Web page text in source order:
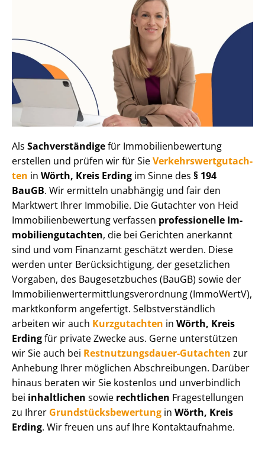
Als Sachverständigefür Im­mo­bi­li­en­be­wer­tung
erstellen und prüfen wir für SieVer­kehrs­wert­gut­ach­
ten in Wörth, Kreis Erding im Sinne des § 194
BauGB. Wir ermitteln unabhängig und fair den
Marktwert Ihrer Immobilie. Die Gutachter von Heid
Im­mo­bi­li­en­be­wer­tung verfassen professionelle Im­
mo­bi­li­en­gut­ach­ten, die bei Gerichten anerkannt
sind und vom Finanzamt geschätzt werden. Diese
werden unter Be­rück­sich­ti­gung, der gesetzlichen
Vorgaben, des Baugesetzbuches (BauGB) sowie der
Im­mo­bi­li­en­wert­ermitt­lungs­ver­ord­nung (ImmoWertV),
marktkonform angefertigt. Selbst­ver­ständ­lich
arbeiten wir auch Kurzgutachten in Wörth, Kreis
Erdingfür private Zwecke aus. Gerne unterstützen
wir Sie auch bei Rest­nut­zungs­dau­er-Gutachten zur
Anhebung Ihrer möglichen Abschreibungen. Darüber
hinaus beraten wir Sie kostenlos und unverbindlich
bei inhaltlichen sowie rechtlichen Fragestellungen
zu Ihrer Grund­stücks­be­wer­tung in Wörth, Kreis
Erding. Wir freuen uns auf Ihre Kontaktaufnahme.